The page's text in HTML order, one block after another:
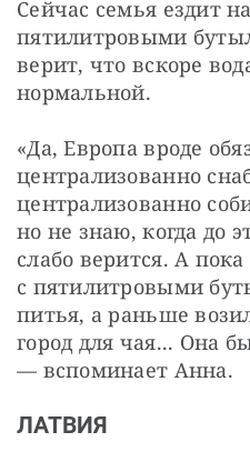
Сейчас семья ездит
пятилитровыми
верит, что вскоре
нормальной.
«Да, Европа вроде
централизованно
централизованно
но не знаю, когда до
слабо верится. А
с пятилитровыми
питья, а раньше
город для чая... Она
— вспоминает Анна.
ЛАТВИЯ